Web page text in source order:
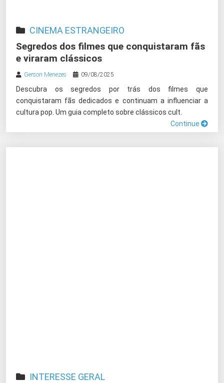
CINEMA ESTRANGEIRO
Segredos dos filmes que conquistaram fãs
e viraram clássicos
Gerson Menezes 09/08/2025
Descubra os segredos por trás dos filmes que
conquistaram fãs dedicados e continuam a influenciar a
cultura pop. Um guia completo sobre clássicos cult.
Continue
INTERESSE GERAL